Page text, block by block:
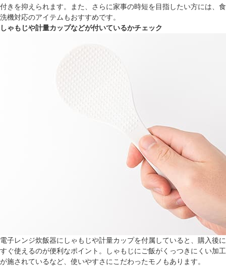
付きを抑えられます。また、さらに家事の時短を目指したい方には、食
洗機対応のアイテムもおすすめです。
しゃもじや計量カップなどが付いているかチェック
電子レンジ炊飯器にしゃもじや計量カップを付属していると、購入後に
すぐ使えるのが便利なポイント。しゃもじにご飯がくっつきにくい加工
が施されているなど、使いやすさにこだわったモノもあります。